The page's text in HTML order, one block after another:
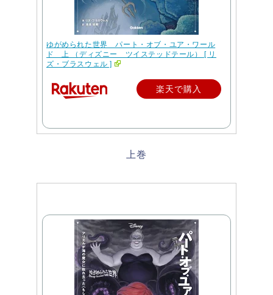
ゆがめられた世界 パート・オブ・ユア・ワール
ド 上 （ディズニー ツイステッドテール） [ リ
ズ・ブラスウェル ]
楽天で購入
上巻